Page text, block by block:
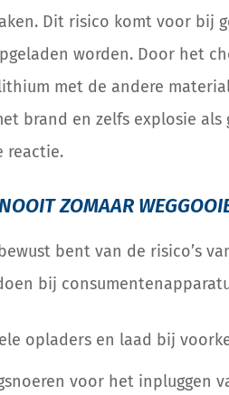
Dit risico komt voor bij
worden. Door het
met de andere
brand en zelfs explosie
reactie.
ZOMAAR
bent van de risico’s
bij
opladers en laad bij
voor het inpluggen